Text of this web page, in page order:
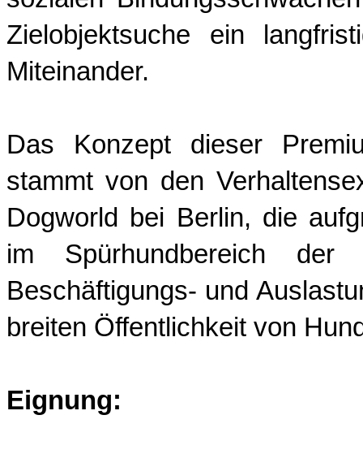
Zielobjektsuche ein
Miteinander.
Das Konzept dieser
stammt von den
Dogworld bei Berlin, die
im Spürhundbereich
Beschäftigungs- und
breiten Öffentlichkeit von
Eignung: